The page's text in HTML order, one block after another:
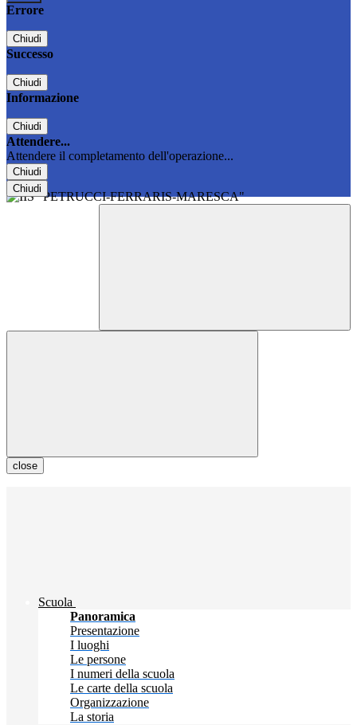
Errore
Chiudi
Successo
Chiudi
Informazione
Chiudi
Attendere...
Attendere il completamento dell'operazione...
Chiudi
Chiudi
close
Scuola
Panoramica
Presentazione
I luoghi
Le persone
I numeri della scuola
Le carte della scuola
Organizzazione
La storia